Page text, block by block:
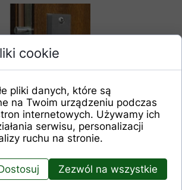
Zamek 3 ryglowy
górny
cookie
pliki danych, które są
na Twoim urządzeniu podczas
internetowych. Używamy ich
serwisu, personalizacji
ruchu na stronie.
Zezwól na wszystkie